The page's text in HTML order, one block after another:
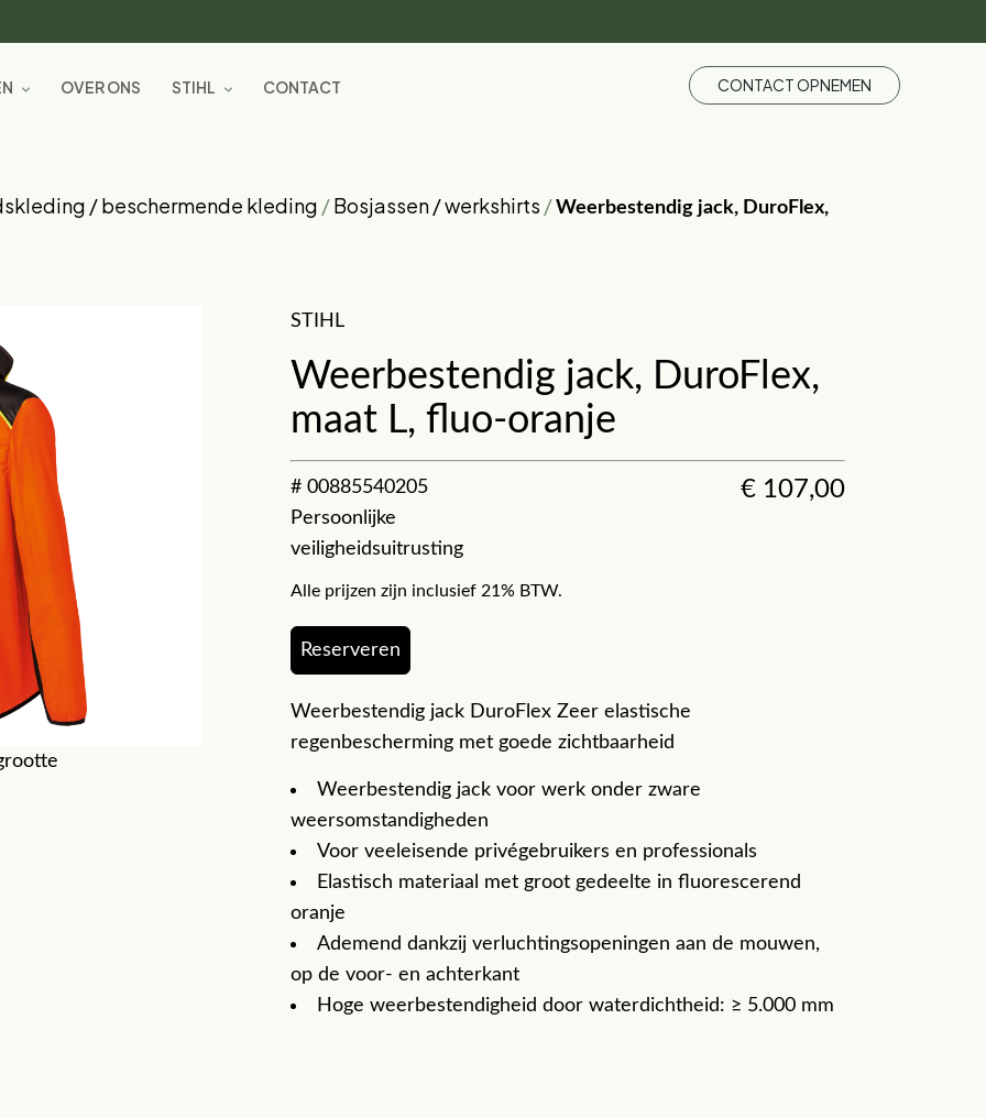
OVER ONS STIHL CONTACT CONTACT OPNEMEN
/ beschermende kleding /Bosjassen / werkshirts /Weerbestendig jack, DuroFlex,
STIHL
Weerbestendig jack, DuroFlex,
maat L, fluo-oranje
# 00885540205
Persoonlijke
veiligheidsuitrusting
€ 107,00
Alle prijzen zijn inclusief 21% BTW.
Reserveren
Weerbestendig jack DuroFlex Zeer elastische
regenbescherming met goede zichtbaarheid
Weerbestendig jack voor werk onder zware
weersomstandigheden
Voor veeleisende privégebruikers en professionals
Elastisch materiaal met groot gedeelte in fluorescerend
oranje
Ademend dankzij verluchtingsopeningen aan de mouwen,
op de voor- en achterkant
Hoge weerbestendigheid door waterdichtheid: ≥ 5.000 mm